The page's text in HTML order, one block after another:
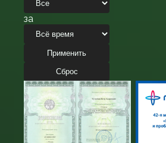
за
Применить
Сброс